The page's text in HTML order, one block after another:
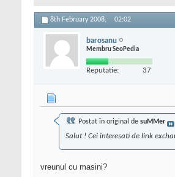
8th February 2008, 02:02
barosanu
Membru SeoPedia
Reputatie: 37
Postat în original de suMMer
Salut ! Cei interesati de link
vreunul cu masini?